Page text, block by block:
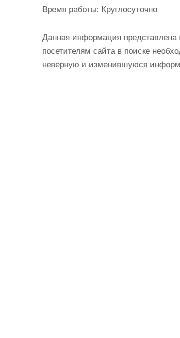
Время работы: Круглосуточно
Данная информация
посетителям сайта в поиске
неверную и изменившуюся